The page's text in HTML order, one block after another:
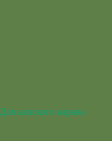
Для капского варана